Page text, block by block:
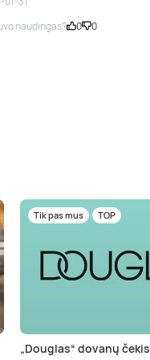
naudingas?
0 0
Tik pas mus TOP
„Douglas“ dovanų čekis